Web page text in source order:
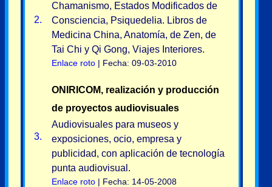
2.
Chamanismo, Estados Modificados de
Consciencia, Psiquedelia. Libros de
Medicina China, Anatomía, de Zen, de
Tai Chi y Qi Gong, Viajes Interiores.
Enlace roto | Fecha: 09-03-2010
3.
ONIRICOM, realización y producción
de proyectos audiovisuales
Audiovisuales para museos y
exposiciones, ocio, empresa y
publicidad, con aplicación de tecnología
punta audiovisual.
Enlace roto | Fecha: 14-05-2008